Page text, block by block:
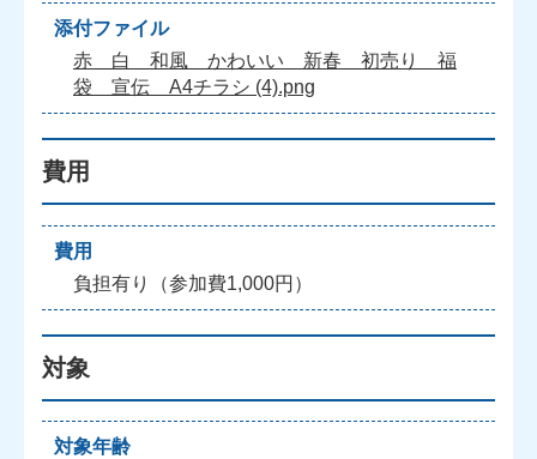
添付ファイル
赤 白 和風 かわいい 新春 初売り 福
袋 宣伝 A4チラシ (4).png
費用
費用
負担有り（参加費1,000円）
対象
対象年齢